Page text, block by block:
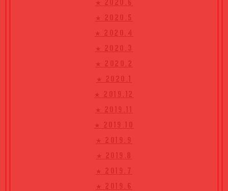
★ 2020.6
★ 2020.5
★ 2020.4
★ 2020.3
★ 2020.2
★ 2020.1
★ 2019.12
★ 2019.11
★ 2019.10
★ 2019.9
★ 2019.8
★ 2019.7
★ 2019.6